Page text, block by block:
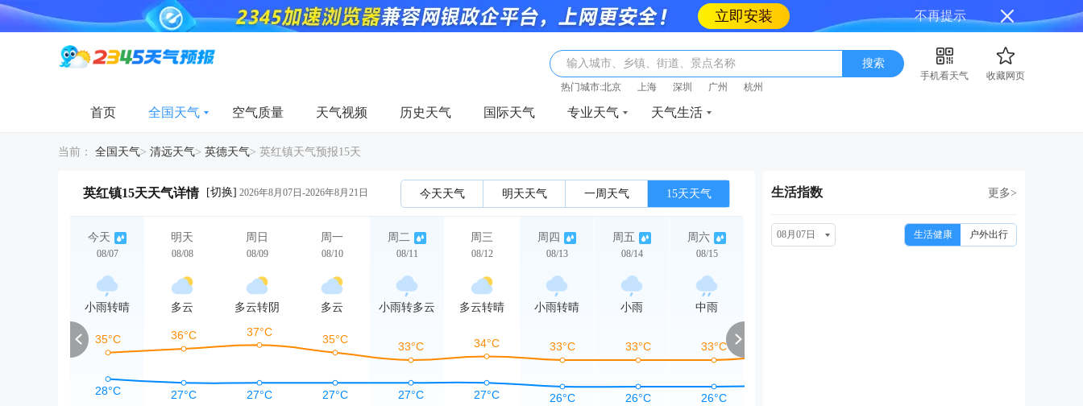
立即安装 不再提示
输入城市、乡镇、街道、景点名称 搜索
手机看天气
收藏网页
热门城市:北京 上海 深圳 广州 杭州
首页 全国天气 空气质量 天气视频 历史天气 国际天气 专业天气 天气生活
当前： 全国天气> 清远天气> 英德天气> 英红镇天气预报15天
英红镇15天天气详情 [切换] 2026年8月07日-2026年8月21日 今天天气 明天天气 一周天气 15天天气
今天
08/07
小雨转晴
明天
08/08
多云
周日
08/09
多云转阴
周一
08/10
多云
周二
08/11
小雨转多云
周三
08/12
多云转晴
周四
08/13
小雨转晴
周五
08/14
小雨
周六
08/15
中雨
周日 周二 周三
生活指数 更多>
08月07日 生活健康 户外出行